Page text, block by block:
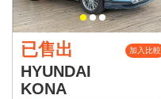
已售出 加入比較
HYUNDAI
KONA